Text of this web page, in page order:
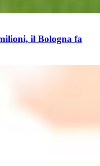
il Bologna fa